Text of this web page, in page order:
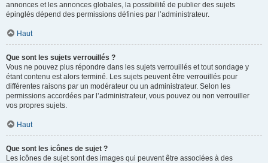
annonces et les annonces globales, la possibilité de publier des sujets
épinglés dépend des permissions définies par l’administrateur.
Haut
Que sont les sujets verrouillés ?
Vous ne pouvez plus répondre dans les sujets verrouillés et tout sondage y
étant contenu est alors terminé. Les sujets peuvent être verrouillés pour
différentes raisons par un modérateur ou un administrateur. Selon les
permissions accordées par l’administrateur, vous pouvez ou non verrouiller
vos propres sujets.
Haut
Que sont les icônes de sujet ?
Les icônes de sujet sont des images qui peuvent être associées à des